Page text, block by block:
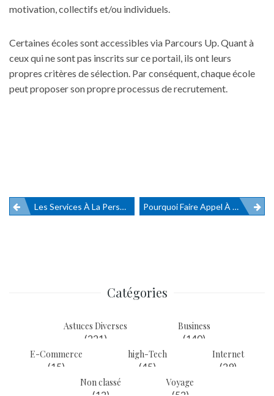
motivation, collectifs et/ou individuels.
Certaines écoles sont accessibles via Parcours Up. Quant à
ceux qui ne sont pas inscrits sur ce portail, ils ont leurs
propres critères de sélection. Par conséquent, chaque école
peut proposer son propre processus de recrutement.
Navigation
Les Services À La Personne, Un Marché Toujours En Croissance Pourquoi Faire Appel À Un Avocat En Cas De Litige Pour L’indemnisation D’une Catastrophe Naturelle ?
Catégories
Astuces Diverses
(221)
Business
(140)
E-Commerce
(15)
high-Tech
(45)
Internet
(29)
Non classé
Voyage